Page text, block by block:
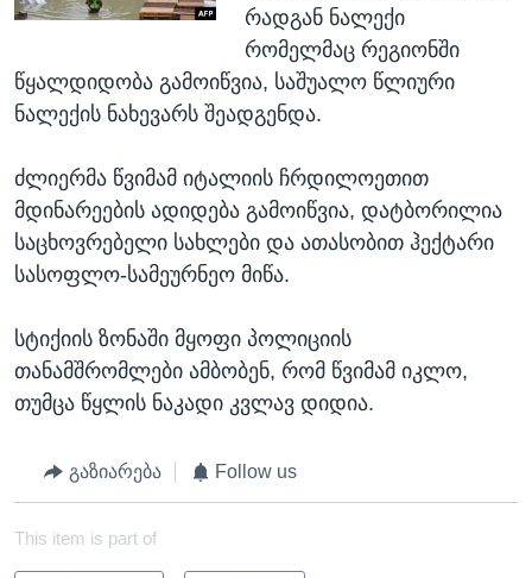
რადგან ნალექი
რომელმაც რეგიონში
წყალდიდობა გამოიწვია, საშუალო წლიური
ნალექის ნახევარს შეადგენდა.
ძლიერმა წვიმამ იტალიის ჩრდილოეთით
მდინარეების ადიდება გამოიწვია, დატბორილია
საცხოვრებელი სახლები და ათასობით ჰექტარი
სასოფლო-სამეურნეო მიწა.
სტიქიის ზონაში მყოფი პოლიციის
თანამშრომლები ამბობენ, რომ წვიმამ იკლო,
თუმცა წყლის ნაკადი კვლავ დიდია.
გაზიარება Follow us
This item is part of